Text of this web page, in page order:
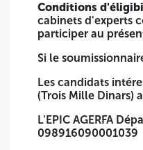
Conditions
cabinets d'experts
participer au
Si le
Les candidats
(Trois Mille Dinars)
L'EPIC AGERFA
098916090001039